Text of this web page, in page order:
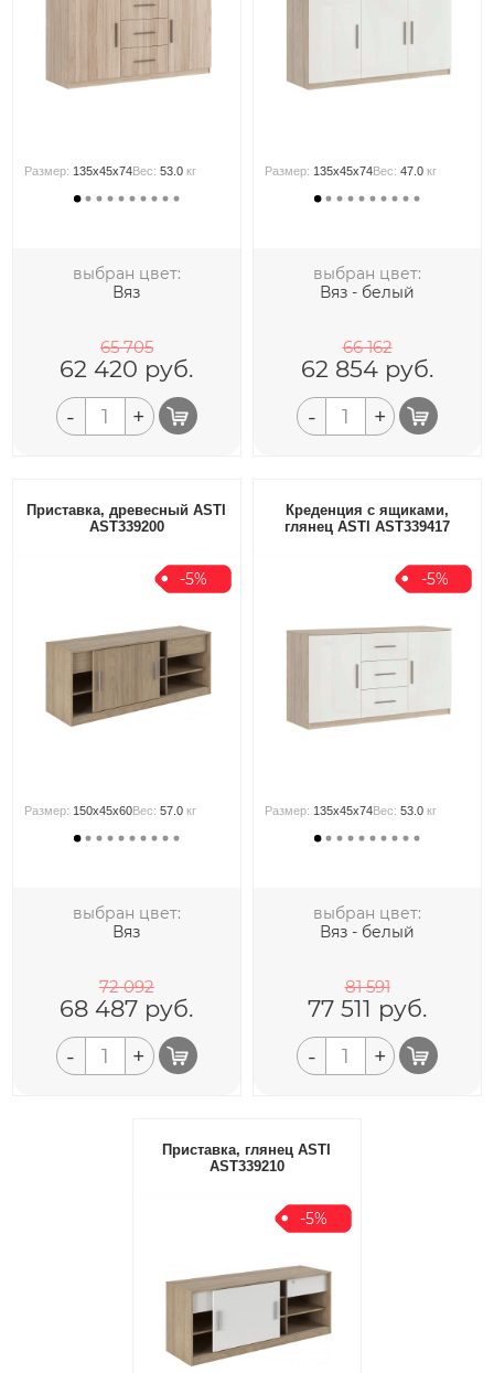
Размер: 135x45x74Вес:53.0 кг
выбран цвет:
Вяз
65 705
62 420 руб.
- +
Размер: 135x45x74Вес:47.0 кг
выбран цвет:
Вяз - белый
66 162
62 854 руб.
- +
Приставка, древесный ASTI
AST339200
-5%
Размер: 150x45x60Вес:57.0 кг
выбран цвет:
Вяз
72 092
68 487 руб.
- +
Креденция с ящиками,
глянец ASTI AST339417
-5%
Размер: 135x45x74Вес:53.0 кг
выбран цвет:
Вяз - белый
81 591
77 511 руб.
- +
Приставка, глянец ASTI
AST339210
-5%